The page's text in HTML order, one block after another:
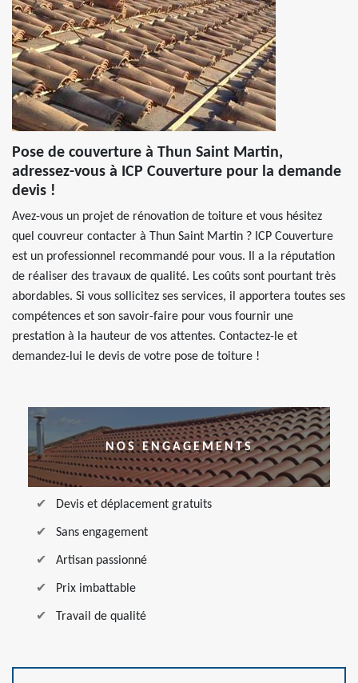
Pose de couverture à Thun Saint Martin,
adressez-vous à ICP Couverture pour la demande
devis !
Avez-vous un projet de rénovation de toiture et vous hésitez
quel couvreur contacter à Thun Saint Martin ? ICP Couverture
est un professionnel recommandé pour vous. Il a la réputation
de réaliser des travaux de qualité. Les coûts sont pourtant très
abordables. Si vous sollicitez ses services, il apportera toutes ses
compétences et son savoir-faire pour vous fournir une
prestation à la hauteur de vos attentes. Contactez-le et
demandez-lui le devis de votre pose de toiture !
NOS ENGAGEMENTS
Devis et déplacement gratuits
Sans engagement
Artisan passionné
Prix imbattable
Travail de qualité